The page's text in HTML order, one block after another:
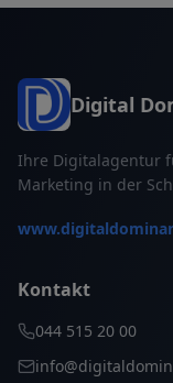
Digital
Ihre Digitalagentur
Marketing in der
Kontakt
044 515 20 00